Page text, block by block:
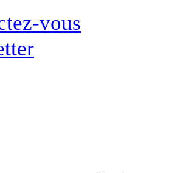
vous